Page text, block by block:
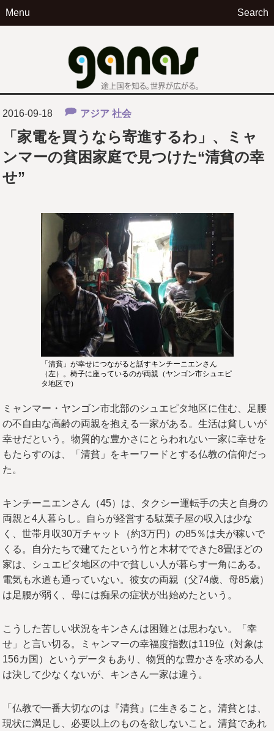
Menu Search
2016-09-18 アジア 社会
「家電を買うなら寄進するわ」、ミャ
ンマーの貧困家庭で見つけた“清貧の幸
せ”
「清貧」が幸せにつながると話すキンチーニエンさん
（左）。椅子に座っているのが両親（ヤンゴン市シュエピ
タ地区で）
ミャンマー・ヤンゴン市北部のシュエピタ地区に住む、足腰
の不自由な高齢の両親を抱える一家がある。生活は貧しいが
幸せだという。物質的な豊かさにとらわれない一家に幸せを
もたらすのは、「清貧」をキーワードとする仏教の信仰だっ
た。
キンチーニエンさん（45）は、タクシー運転手の夫と自身の
両親と4人暮らし。自らが経営する駄菓子屋の収入は少な
く、世帯月収30万チャット（約3万円）の85％は夫が稼いで
くる。自分たちで建てたという竹と木材でできた8畳ほどの
家は、シュエピタ地区の中で貧しい人が暮らす一角にある。
電気も水道も通っていない。彼女の両親（父74歳、母85歳）
は足腰が弱く、母には痴呆の症状が出始めたという。
こうした苦しい状況をキンさんは困難とは思わない。「幸
せ」と言い切る。ミャンマーの幸福度指数は119位（対象は
156カ国）というデータもあり、物質的な豊かさを求める人
は決して少なくないが、キンさん一家は違う。
「仏教で一番大切なのは『清貧』に生きること。清貧とは、
現状に満足し、必要以上のものを欲しないこと。清貧であれ